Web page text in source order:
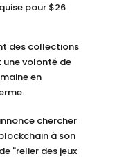
pour $26
des collections
une volonté de
en
chercher
à son
"relier des jeux